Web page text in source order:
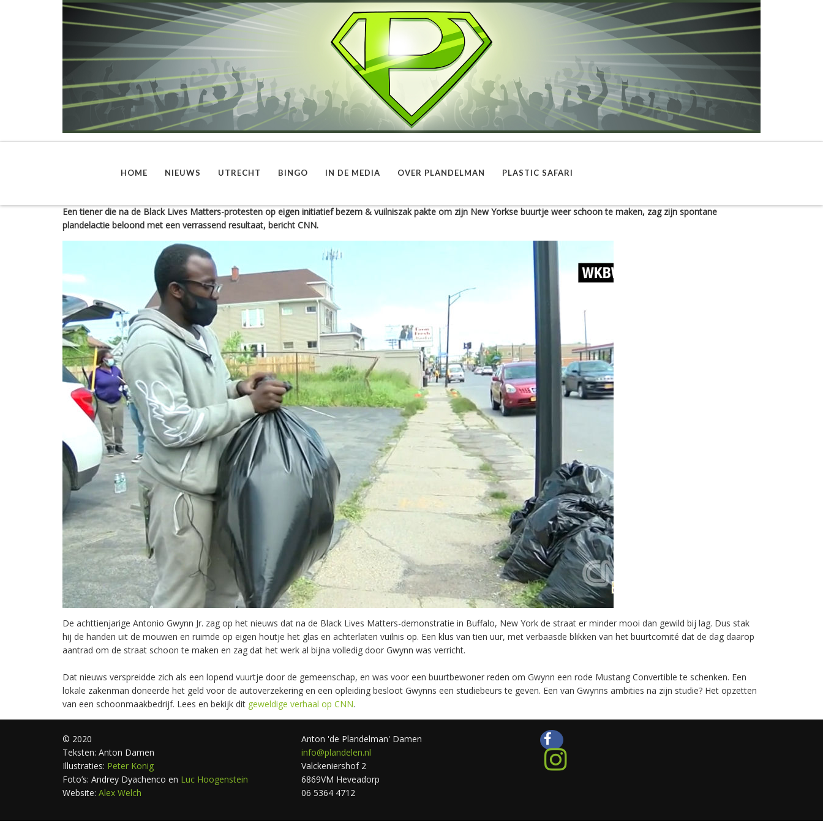
HOME NIEUWS UTRECHT BINGO IN DE MEDIA OVER PLANDELMAN PLASTIC SAFARI
Een tiener die na de Black Lives Matters-protesten op eigen initiatief bezem & vuilniszak pakte om zijn New Yorkse buurtje weer schoon te maken, zag zijn spontane
plandelactie beloond met een verrassend resultaat, bericht CNN.
De achttienjarige Antonio Gwynn Jr. zag op het nieuws dat na de Black Lives Matters-demonstratie in Buffalo, New York de straat er minder mooi dan gewild bij lag. Dus stak
hij de handen uit de mouwen en ruimde op eigen houtje het glas en achterlaten vuilnis op. Een klus van tien uur, met verbaasde blikken van het buurtcomité dat de dag daarop
aantrad om de straat schoon te maken en zag dat het werk al bijna volledig door Gwynn was verricht.
Dat nieuws verspreidde zich als een lopend vuurtje door de gemeenschap, en was voor een buurtbewoner reden om Gwynn een rode Mustang Convertible te schenken. Een
lokale zakenman doneerde het geld voor de autoverzekering en een opleiding besloot Gwynns een studiebeurs te geven. Een van Gwynns ambities na zijn studie? Het opzetten
van een schoonmaakbedrijf. Lees en bekijk dit geweldige verhaal op CNN.
© 2020
Teksten: Anton Damen
Illustraties: Peter Konig
Foto’s: Andrey Dyachenco en Luc Hoogenstein
Website: Alex Welch
Anton 'de Plandelman' Damen
info@plandelen.nl
Valckeniershof 2
6869VM Heveadorp
06 5364 4712